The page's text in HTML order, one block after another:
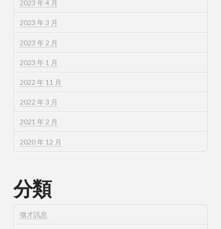
2023 年 4 月
2023 年 3 月
2023 年 2 月
2023 年 1 月
2022 年 11 月
2022 年 3 月
2021 年 2 月
2020 年 12 月
分類
徵才訊息